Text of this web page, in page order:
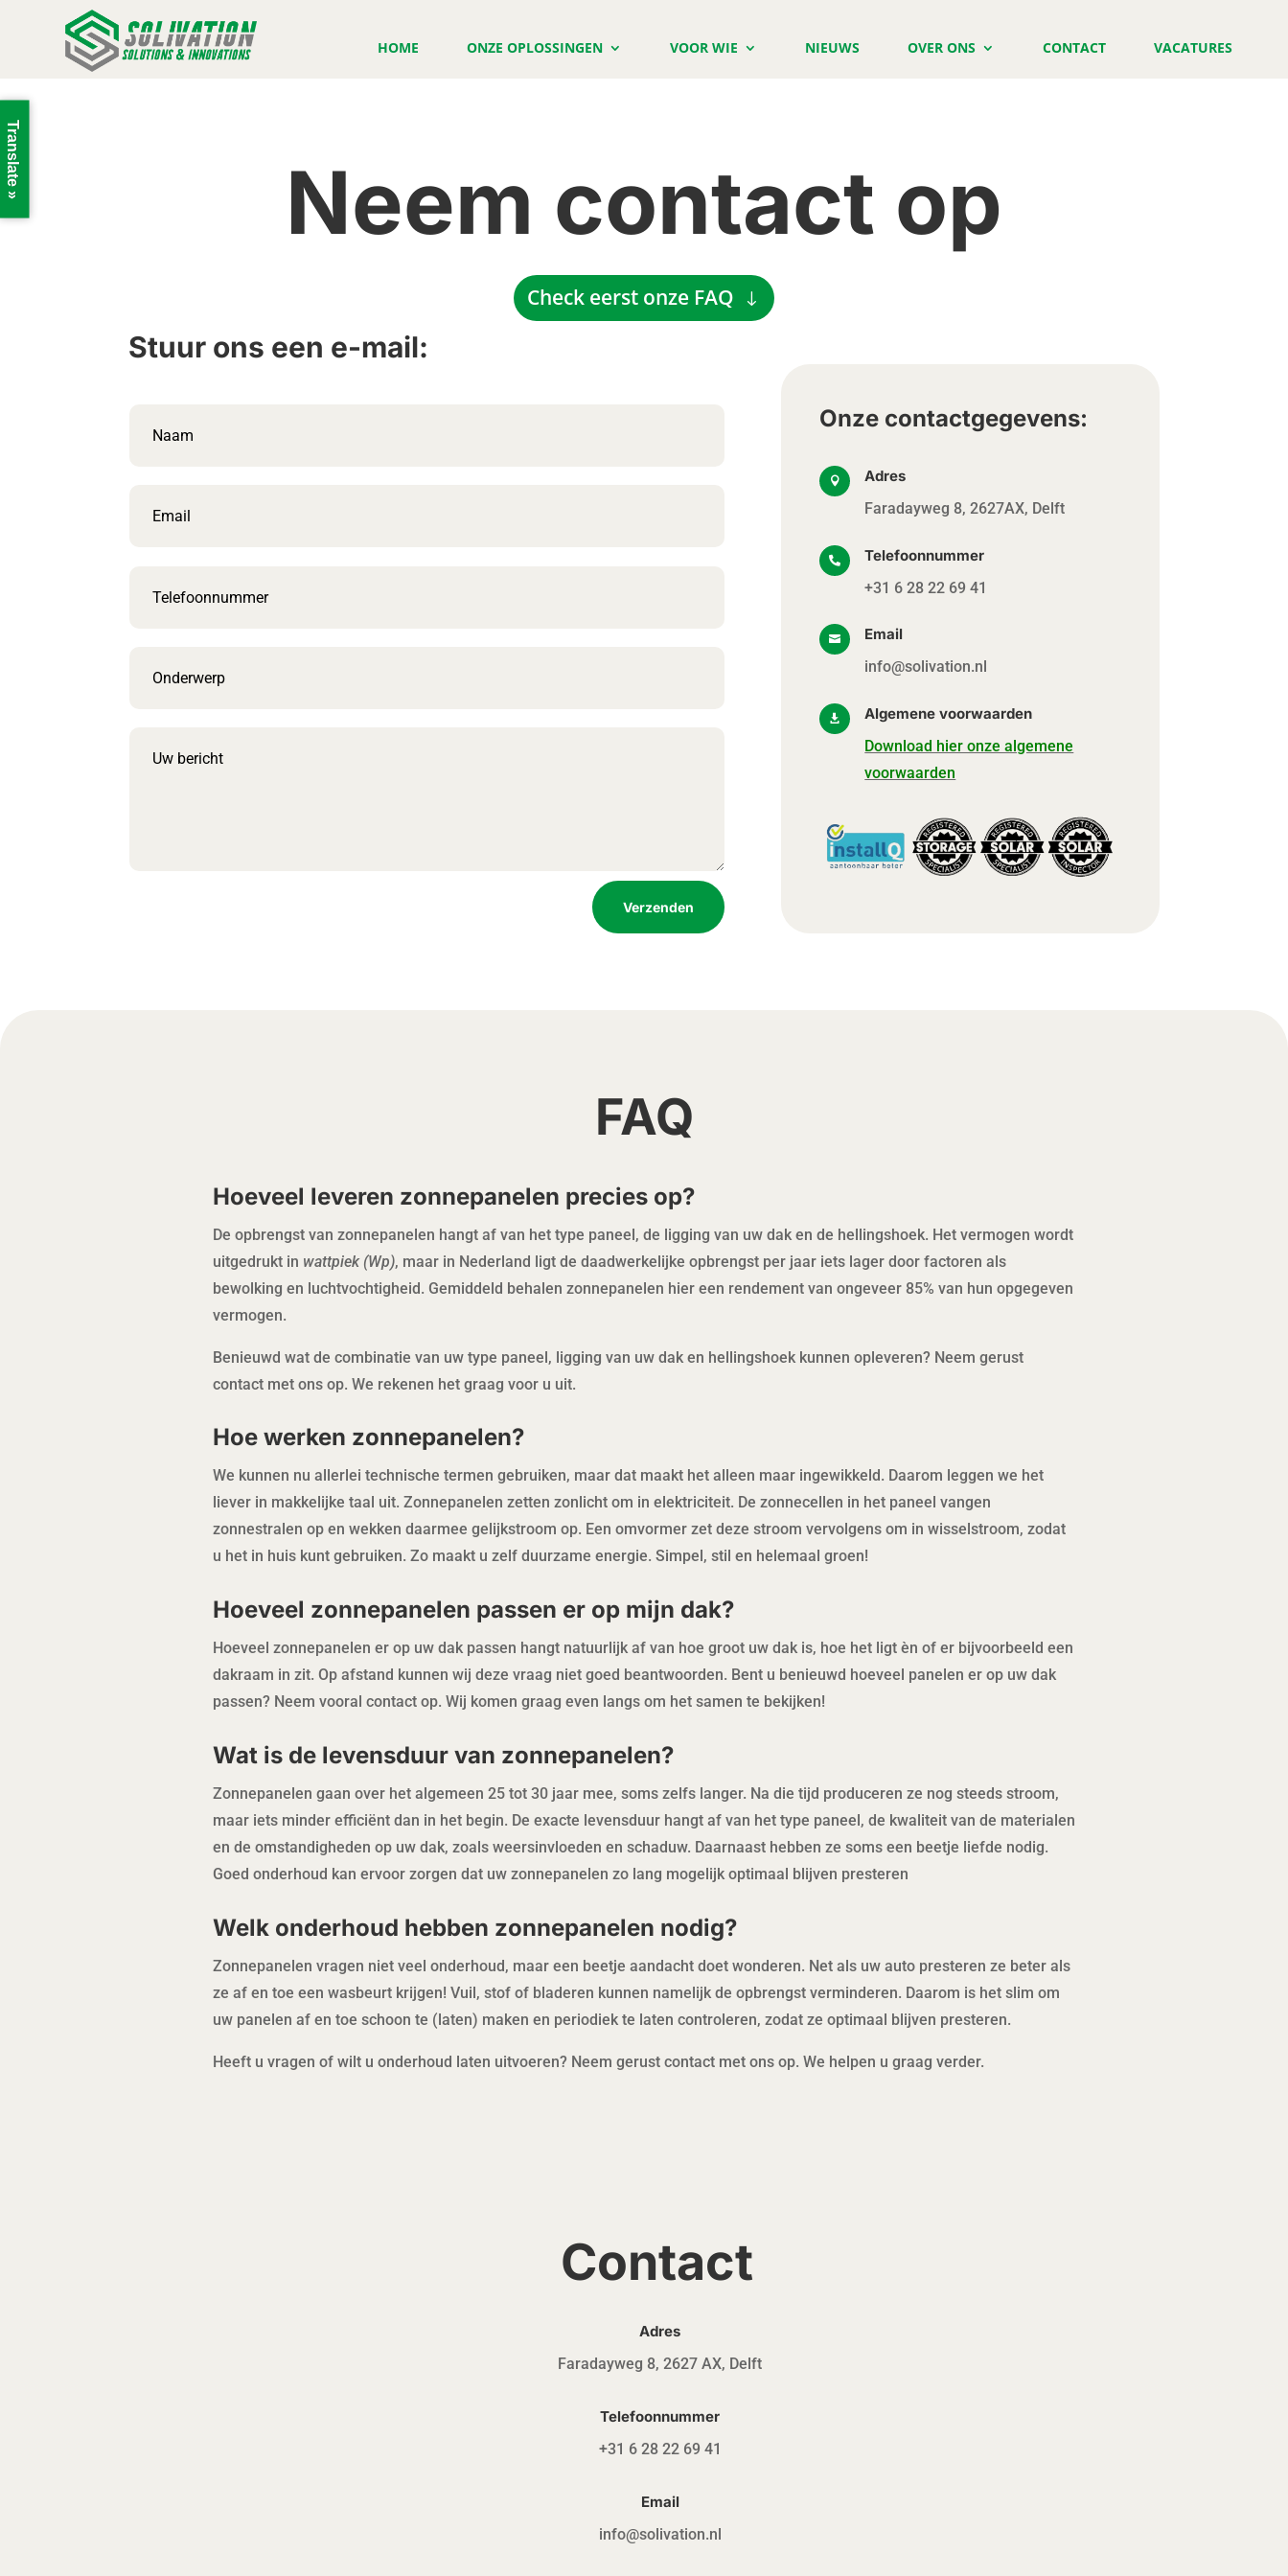
HOME ONZE OPLOSSINGEN VOOR WIE NIEUWS OVER ONS CONTACT VACATURES
Neem contact op
Check eerst onze FAQ
Stuur ons een e-mail:
Verzenden
Onze contactgegevens:

Adres
Faradayweg 8, 2627AX, Delft

Telefoonnummer
+31 6 28 22 69 41

Email
info@solivation.nl

Algemene voorwaarden
Download hier onze algemene
voorwaarden
FAQ
Hoeveel leveren zonnepanelen precies op?
De opbrengst van zonnepanelen hangt af van het type paneel, de ligging van uw dak en de hellingshoek. Het vermogen wordt
uitgedrukt in wattpiek (Wp), maar in Nederland ligt de daadwerkelijke opbrengst per jaar iets lager door factoren als
bewolking en luchtvochtigheid. Gemiddeld behalen zonnepanelen hier een rendement van ongeveer 85% van hun opgegeven
vermogen.
Benieuwd wat de combinatie van uw type paneel, ligging van uw dak en hellingshoek kunnen opleveren? Neem gerust
contact met ons op. We rekenen het graag voor u uit.
Hoe werken zonnepanelen?
We kunnen nu allerlei technische termen gebruiken, maar dat maakt het alleen maar ingewikkeld. Daarom leggen we het
liever in makkelijke taal uit. Zonnepanelen zetten zonlicht om in elektriciteit. De zonnecellen in het paneel vangen
zonnestralen op en wekken daarmee gelijkstroom op. Een omvormer zet deze stroom vervolgens om in wisselstroom, zodat
u het in huis kunt gebruiken. Zo maakt u zelf duurzame energie. Simpel, stil en helemaal groen!
Hoeveel zonnepanelen passen er op mijn dak?
Hoeveel zonnepanelen er op uw dak passen hangt natuurlijk af van hoe groot uw dak is, hoe het ligt èn of er bijvoorbeeld een
dakraam in zit. Op afstand kunnen wij deze vraag niet goed beantwoorden. Bent u benieuwd hoeveel panelen er op uw dak
passen? Neem vooral contact op. Wij komen graag even langs om het samen te bekijken!
Wat is de levensduur van zonnepanelen?
Zonnepanelen gaan over het algemeen 25 tot 30 jaar mee, soms zelfs langer. Na die tijd produceren ze nog steeds stroom,
maar iets minder efficiënt dan in het begin. De exacte levensduur hangt af van het type paneel, de kwaliteit van de materialen
en de omstandigheden op uw dak, zoals weersinvloeden en schaduw. Daarnaast hebben ze soms een beetje liefde nodig.
Goed onderhoud kan ervoor zorgen dat uw zonnepanelen zo lang mogelijk optimaal blijven presteren
Welk onderhoud hebben zonnepanelen nodig?
Zonnepanelen vragen niet veel onderhoud, maar een beetje aandacht doet wonderen. Net als uw auto presteren ze beter als
ze af en toe een wasbeurt krijgen! Vuil, stof of bladeren kunnen namelijk de opbrengst verminderen. Daarom is het slim om
uw panelen af en toe schoon te (laten) maken en periodiek te laten controleren, zodat ze optimaal blijven presteren.
Heeft u vragen of wilt u onderhoud laten uitvoeren? Neem gerust contact met ons op. We helpen u graag verder.
Contact
Adres
Faradayweg 8, 2627 AX, Delft
Telefoonnummer
+31 6 28 22 69 41
Email
info@solivation.nl
Translate »